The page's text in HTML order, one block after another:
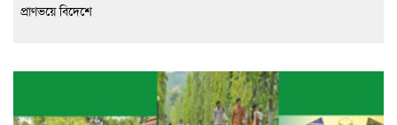
প্রাণভয়ে বিদেশে